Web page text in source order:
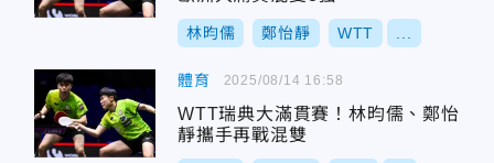
林昀儒 鄭怡靜 WTT
體育
WTT瑞典大滿貫賽！林昀儒、鄭怡
靜攜手再戰混雙
2025/08/14 16:58